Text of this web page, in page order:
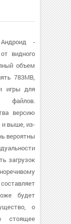
-
видного
объем
783MB,
игры для
файлов.
версию
и выше, из-
вероятны
загрузок
будет
о
стоящее